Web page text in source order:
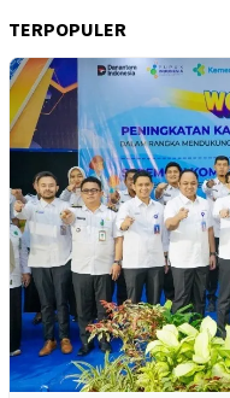
TERPOPULER